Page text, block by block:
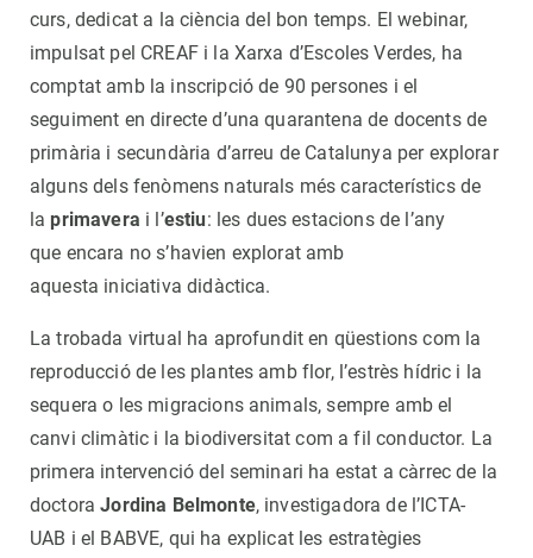
curs, dedicat a la ciència del bon temps. El webinar,
impulsat pel CREAF i la Xarxa d’Escoles Verdes, ha
comptat amb la inscripció de 90 persones i el
seguiment en directe d’una quarantena de docents de
primària i secundària d’arreu de Catalunya per explorar
alguns dels fenòmens naturals més característics de
laprimavera i l’estiu: les dues estacions de l’any
que encara no s’havien explorat amb
aquesta iniciativa didàctica.
La trobada virtual ha aprofundit en qüestions com la
reproducció de les plantes amb flor, l’estrès hídric i la
sequera o les migracions animals, sempre amb el
canvi climàtic i la biodiversitat com a fil conductor. La
primera intervenció del seminari ha estat a càrrec de la
doctoraJordina Belmonte, investigadora de l’ICTA-
UAB i el BABVE, qui ha explicat les estratègies